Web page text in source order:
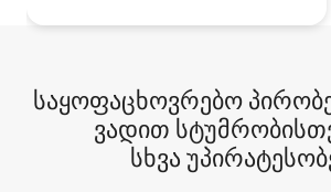
საყოფაცხოვრებო
ვადით
სხვა